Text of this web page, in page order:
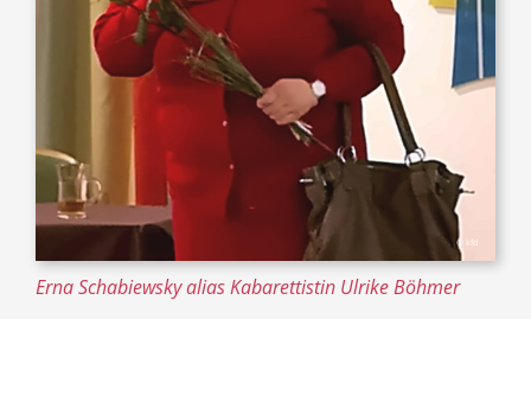
© kfd
Erna Schabiewsky alias Kabarettistin Ulrike Böhmer